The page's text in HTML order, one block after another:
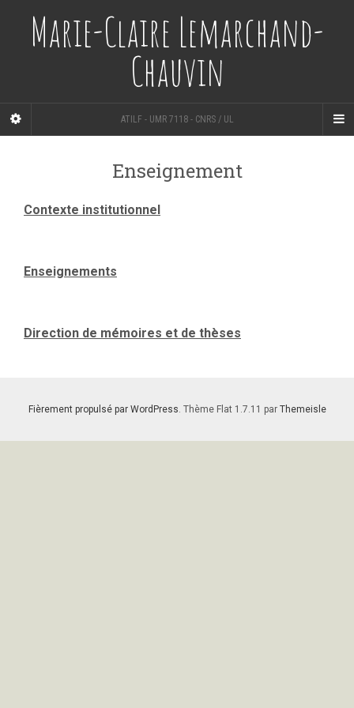
Marie-Claire Lemarchand-
Chauvin
ATILF - UMR 7118 - CNRS / UL
Enseignement
Contexte institutionnel
Enseignements
Direction de mémoires et de thèses
Fièrement propulsé par WordPress. Thème Flat 1.7.11 par Themeisle